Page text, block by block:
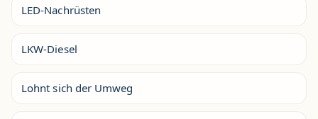
LED-Nachrüsten
LKW-Diesel
Lohnt sich der Umweg